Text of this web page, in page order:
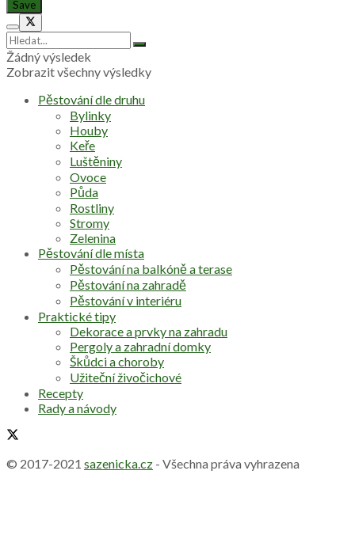
Žádný výsledek
Zobrazit všechny výsledky
Pěstování dle druhu
Bylinky
Houby
Keře
Luštěniny
Ovoce
Půda
Rostliny
Stromy
Zelenina
Pěstování dle místa
Pěstování na balkóně a terase
Pěstování na zahradě
Pěstování v interiéru
Praktické tipy
Dekorace a prvky na zahradu
Pergoly a zahradní domky
Škůdci a choroby
Užiteční živočichové
Recepty
Rady a návody
© 2017-2021 sazenicka.cz - Všechna práva vyhrazena